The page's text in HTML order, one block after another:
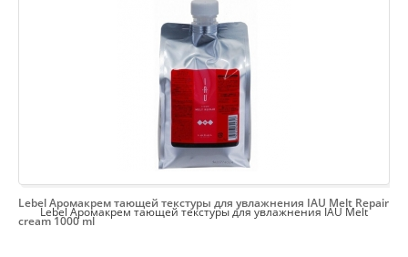
Lebel Аромакрем тающей текстуры для увлажнения IAU Melt
Lebel Аромакрем тающей текстуры для увлажнения IAU Melt Repair
cream 1000 ml